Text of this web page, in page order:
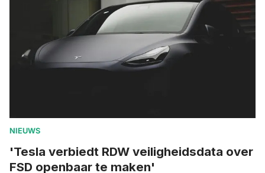
NIEUWS
'Tesla verbiedt RDW veiligheidsdata over
FSD openbaar te maken'